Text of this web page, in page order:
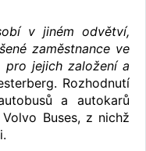
v jiném odvětví,
zaměstnance ve
pro jejich založení a
Rozhodnutí
a autokarů
Buses, z nichž